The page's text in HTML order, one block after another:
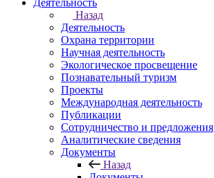
Деятельность
Назад
Деятельность
Охрана территории
Научная деятельность
Экологическое просвещение
Познавательный туризм
Проекты
Международная деятельность
Публикации
Сотрудничество и предложения
Аналитические сведения
Документы
Назад